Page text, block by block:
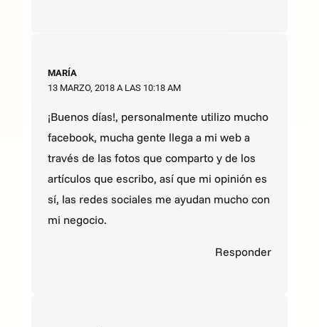
MARÍA
13 MARZO, 2018 A LAS 10:18 AM
¡Buenos días!, personalmente utilizo mucho
facebook, mucha gente llega a mi web a
través de las fotos que comparto y de los
artículos que escribo, así que mi opinión es
sí, las redes sociales me ayudan mucho con
mi negocio.
Responder